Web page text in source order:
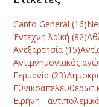
Canto General (16)
Έντεχνη λαϊκή (82)
Ανεξαρτησία (15)
Αντιμνημονιακός
Γερμανία (23)
Ειρήνη -